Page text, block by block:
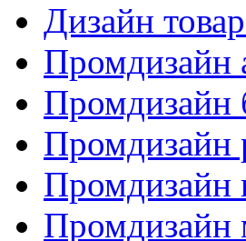
Дизайн
Промдизайн
Промдизайн
Промдизайн
Промдизайн
Промдизайн